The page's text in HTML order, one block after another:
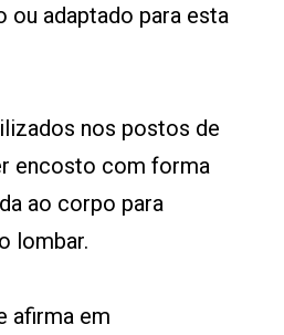
ou adaptado para esta
nos postos de
encosto com forma
ao corpo para
lombar.
afirma em